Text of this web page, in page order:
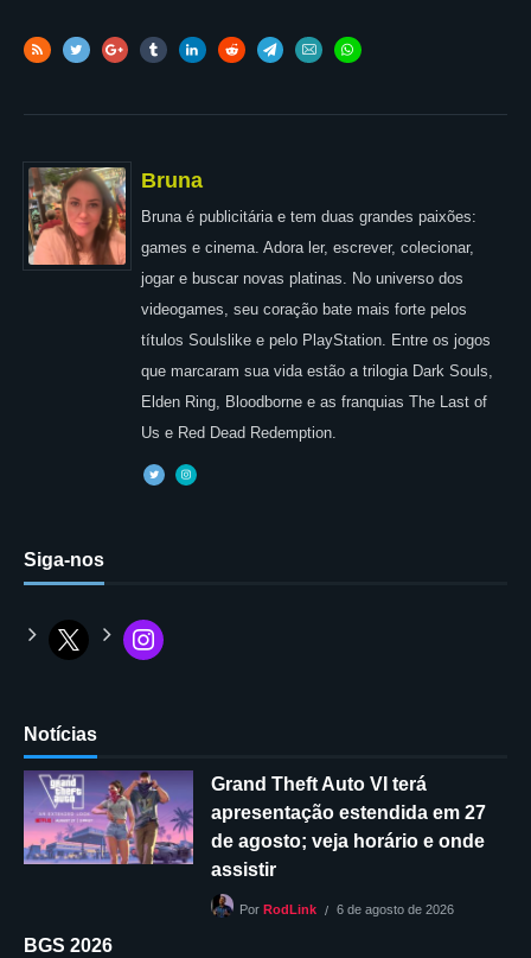
Bruna
Bruna é publicitária e tem duas grandes paixões:
games e cinema. Adora ler, escrever, colecionar,
jogar e buscar novas platinas. No universo dos
videogames, seu coração bate mais forte pelos
títulos Soulslike e pelo PlayStation. Entre os jogos
que marcaram sua vida estão a trilogia Dark Souls,
Elden Ring, Bloodborne e as franquias The Last of
Us e Red Dead Redemption.
Siga-nos
Notícias
Grand Theft Auto VI terá
apresentação estendida em 27
de agosto; veja horário e onde
assistir
Por RodLink 6 de agosto de 2026
BGS 2026